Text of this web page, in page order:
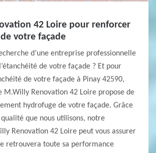
42 Loire pour renforcer
votre façade
d’une entreprise professionnelle
de votre façade ? Et pour
de votre façade à Pinay 42590,
M.Willy Renovation 42 Loire propose de
hydrofuge de votre façade. Grâce
que nous utilisons, notre
Renovation 42 Loire peut vous assurer
retrouvera toute sa performance